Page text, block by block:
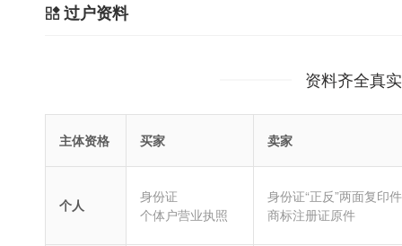
过户资料
资料齐全真
主体资格 买家 卖家
个人
身份证
个体户营业执照
身份证“正反”两面复印件
商标注册证原件